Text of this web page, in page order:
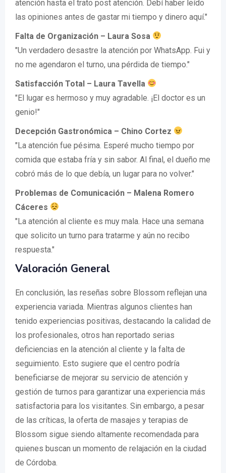
atención hasta el trato post atención. Debí haber leído
las opiniones antes de gastar mi tiempo y dinero aquí."
Falta de Organización – Laura Sosa
"Un verdadero desastre la atención por WhatsApp. Fui y
no me agendaron el turno, una pérdida de tiempo."
Satisfacción Total – Laura Tavella
"El lugar es hermoso y muy agradable. ¡El doctor es un
genio!"
Decepción Gastronómica – Chino Cortez
"La atención fue pésima. Esperé mucho tiempo por
comida que estaba fría y sin sabor. Al final, el dueño me
cobró más de lo que debía, un lugar para no volver."
Problemas de Comunicación – Malena Romero
Cáceres
"La atención al cliente es muy mala. Hace una semana
que solicito un turno para tratarme y aún no recibo
respuesta."
Valoración General
En conclusión, las reseñas sobre Blossom reflejan una
experiencia variada. Mientras algunos clientes han
tenido experiencias positivas, destacando la calidad de
los profesionales, otros han reportado serias
deficiencias en la atención al cliente y la falta de
seguimiento. Esto sugiere que el centro podría
beneficiarse de mejorar su servicio de atención y
gestión de turnos para garantizar una experiencia más
satisfactoria para los visitantes. Sin embargo, a pesar
de las críticas, la oferta de masajes y terapias de
Blossom sigue siendo altamente recomendada para
quienes buscan un momento de relajación en la ciudad
de Córdoba.